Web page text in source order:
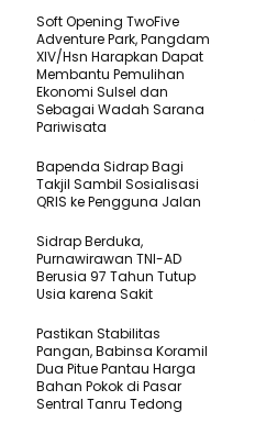
Soft Opening TwoFive
Adventure Park, Pangdam
XIV/Hsn Harapkan Dapat
Membantu Pemulihan
Ekonomi Sulsel dan
Sebagai Wadah Sarana
Pariwisata
Bapenda Sidrap Bagi
Takjil Sambil Sosialisasi
QRIS ke Pengguna Jalan
Sidrap Berduka,
Purnawirawan TNI-AD
Berusia 97 Tahun Tutup
Usia karena Sakit
Pastikan Stabilitas
Pangan, Babinsa Koramil
Dua Pitue Pantau Harga
Bahan Pokok di Pasar
Sentral Tanru Tedong